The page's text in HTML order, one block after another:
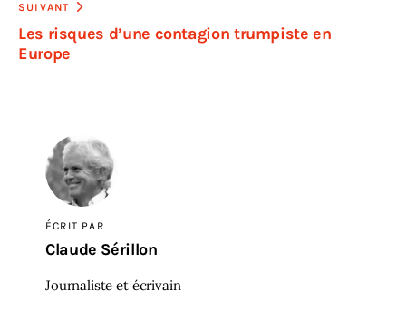
SUIVANT
Les risques d’une contagion trumpiste en
Europe
ÉCRIT PAR
Claude Sérillon
Journaliste et écrivain